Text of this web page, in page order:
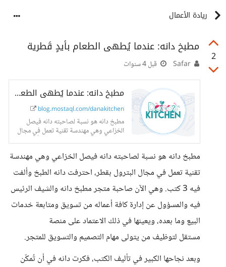
ريادة الأعمال
2
مطبخ دانه: عندما يُطهى الطعام بأيدٍ قَطرية
قبل 4 سنوات
مطبخ دانه: عندما يُطهى الطعام بأيدٍ قَطرية
blog.mostaql.com/danakitchen
مطبخ دانه هو نسبة لصاحبته دانه فيصل
الخزاعي وهي مهندسة تقنية تعمل في مجال
البترول بقطر، احترفت دانه الطبخ وألفت فيه
مطبخ دانه هو نسبة لصاحبته دانه فيصل الخزاعي وهي مهندسة
تقنية تعمل في مجال البترول بقطر، احترفت دانه الطبخ وألفت
فيه 3 كتب. وهي الآن صاحبة متجر مطبخ دانه والشيف الرئيس
فيه والمسؤول عن إدارة كافة أعماله من تسويق ومتابعة خدمات
البيع وما بعده، ويعينها في ذلك الاعتماد على منصة
مستقل لتوظيف من يتولى مهام التصميم والتسويق للمتجر.
وبعد نجاحها الكبير في تأليف الكتب، فكرت دانه في أن تُمكّن